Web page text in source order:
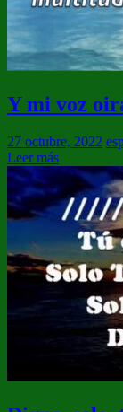
Y mi voz
27 octubre, 2022
Leer más